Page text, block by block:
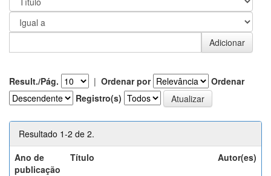
Result./Pág. | Ordenar por
Ordenar
Registro(s)
Resultado 1-2 de 2.
Ano de
publicação
Título Autor(es)